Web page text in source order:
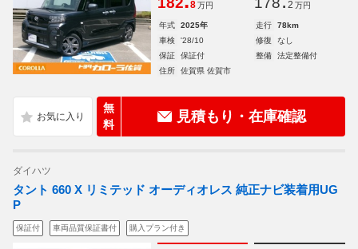
8 万円 2 万円
年式 2025年 走行
78km
車検
'28/10 修復
なし
保証
保証付 整備
法定整備付
住所
佐賀県 佐賀市
無
料
見積もり・在庫確認
ダイハツ
タント 660 X リミテッド オーディオレス 純正ナビ装着用UG
P
保証付 車両品質保証書付 購入プラン付き